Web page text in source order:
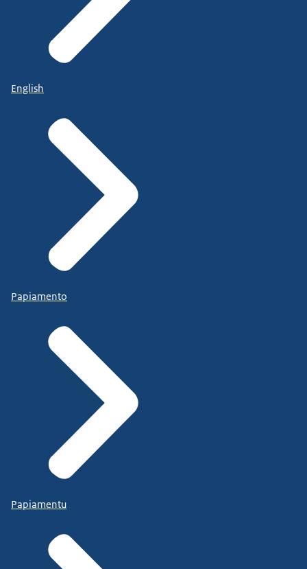
English
Papiamento
Papiamentu